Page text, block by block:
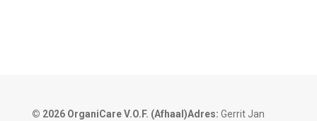
© 2026 OrganiCare V.O.F. (Afhaal)Adres: Gerrit Jan